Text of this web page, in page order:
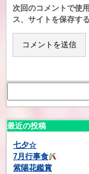
次回のコメントで使
ス、サイトを保存する
最近の投稿
七夕☆
7月行事食
紫陽花鑑賞